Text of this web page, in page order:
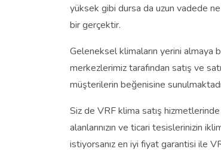
yüksek gibi dursa da uzun vadede
bir gerçektir.
Geleneksel klimaların yerini almaya
merkezlerimiz tarafından satış ve
müşterilerin beğenisine
Siz de VRF klima satış
alanlarınızın ve ticari tesislerinizin
istiyorsanız en iyi fiyat garantisi ile